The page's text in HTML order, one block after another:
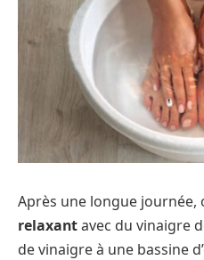
Après une longue journée,
relaxantavec du vinaigre
de vinaigre à une bassine